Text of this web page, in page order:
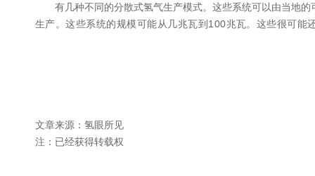
有几种不同的分散式氢气生产模式。这些系统可以由当地
生产。这些系统的规模可能从几兆瓦到100兆瓦。这些很可能
文章来源：氢眼所见
注：已经获得转载权